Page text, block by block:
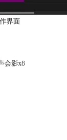
界面
会影x8